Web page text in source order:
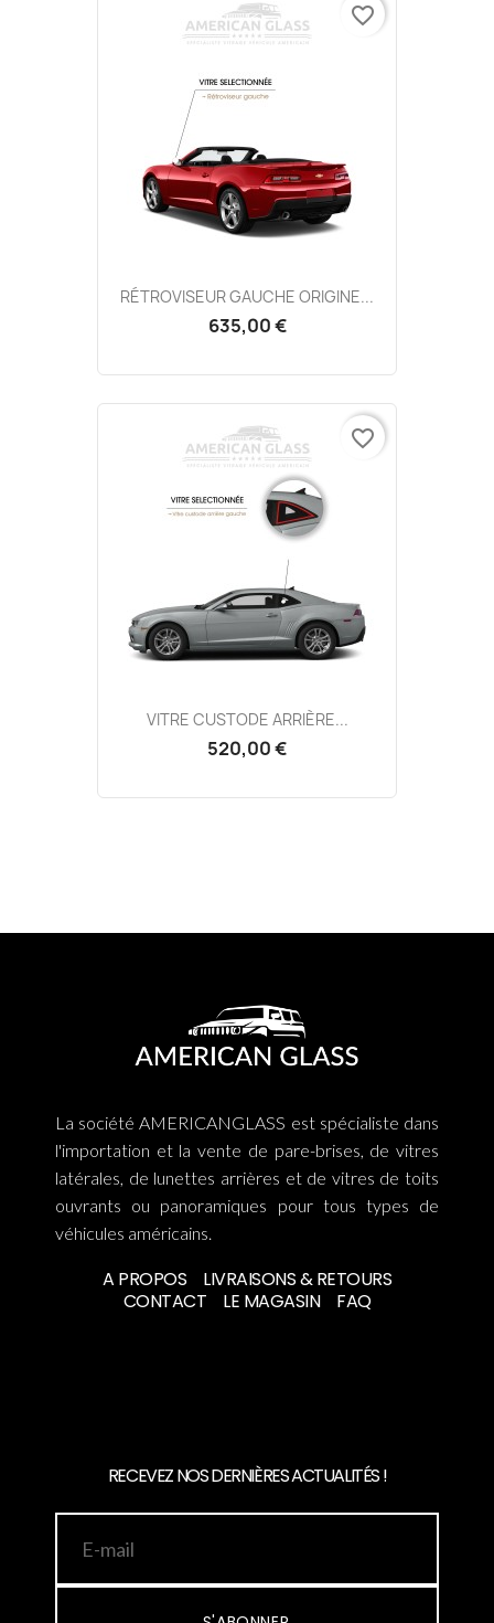
RÉTROVISEUR GAUCHE ORIGINE...
635,00 €
favorite_border
VITRE CUSTODE ARRIÈRE...
520,00 €
favorite_border
La société AMERICANGLASS est spécialiste dans
l'importation et la vente de pare-brises, de vitres
latérales, de lunettes arrières et de vitres de toits
ouvrants ou panoramiques pour tous types de
véhicules américains.
A PROPOS
LIVRAISONS & RETOURS
CONTACT
LE MAGASIN FAQ
RECEVEZ NOS DERNIÈRES ACTUALITÉS !